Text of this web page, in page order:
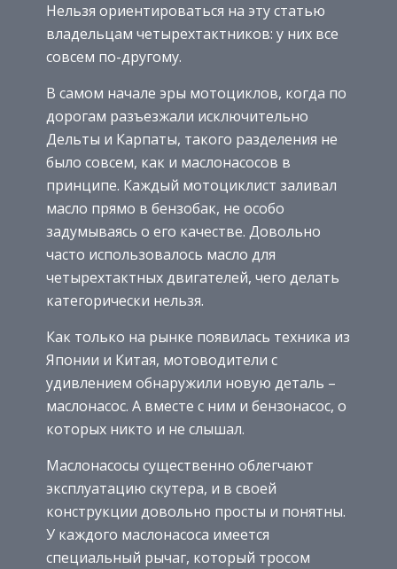
Нельзя ориентироваться на эту статью
владельцам четырехтактников: у них все
совсем по-другому.
В самом начале эры мотоциклов, когда по
дорогам разъезжали исключительно
Дельты и Карпаты, такого разделения не
было совсем, как и маслонасосов в
принципе. Каждый мотоциклист заливал
масло прямо в бензобак, не особо
задумываясь о его качестве. Довольно
часто использовалось масло для
четырехтактных двигателей, чего делать
категорически нельзя.
Как только на рынке появилась техника из
Японии и Китая, мотоводители с
удивлением обнаружили новую деталь –
маслонасос. А вместе с ним и бензонасос, о
которых никто и не слышал.
Маслонасосы существенно облегчают
эксплуатацию скутера, и в своей
конструкции довольно просты и понятны.
У каждого маслонасоса имеется
специальный рычаг, который тросом